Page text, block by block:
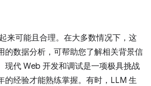
来可能且合理。在大多数情况下，这
的数据分析，可帮助您了解相关背景信
现代 Web 开发和调试是一项极具挑战
的经验才能熟练掌握。有时，LLM 生